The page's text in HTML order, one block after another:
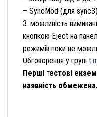
– SyncMod (для sync3)
3. можливість
кнопкою Eject на
режимів поки не
Обговорення у групі
Перші тестові
наявність обмежена.